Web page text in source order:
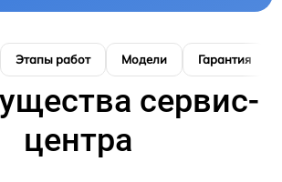
Этапы работ Модели Гарантия
сервис-
центра